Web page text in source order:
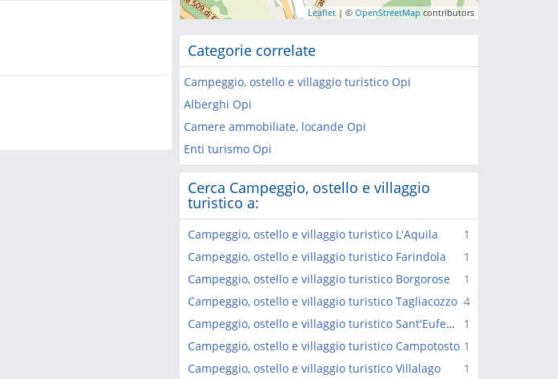
Leaflet | ©OpenStreetMap contributors
Categorie correlate
Campeggio, ostello e villaggio turistico Opi
Alberghi Opi
Camere ammobiliate, locande Opi
Enti turismo Opi
Cerca Campeggio, ostello e villaggio
turistico a:
1
Campeggio, ostello e villaggio turistico L'Aquila
1
Campeggio, ostello e villaggio turistico Farindola
1
Campeggio, ostello e villaggio turistico Borgorose
4
Campeggio, ostello e villaggio turistico Tagliacozzo
1
Campeggio, ostello e villaggio turistico Sant'Eufemia a Maiella
1
Campeggio, ostello e villaggio turistico Campotosto
1
Campeggio, ostello e villaggio turistico Villalago